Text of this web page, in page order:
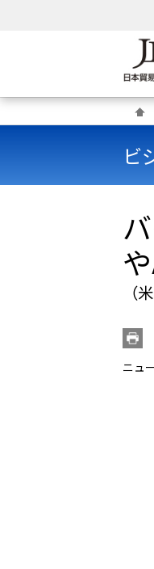
ビ
（
ニュ